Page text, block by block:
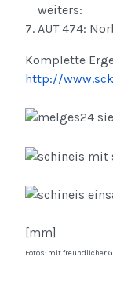
weiters:
7. AUT 474:
Komplette
http://
[mm]
Fotos: mit freundlicher